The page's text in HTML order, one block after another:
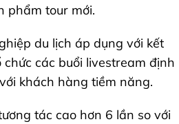
phẩm tour mới.
du lịch áp dụng với kết
các buổi livestream định
khách hàng tiềm năng.
tác cao hơn 6 lần so với